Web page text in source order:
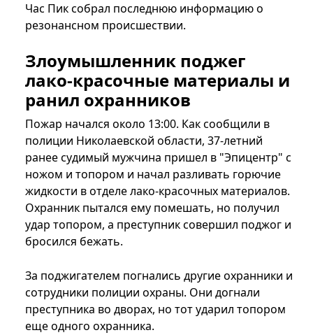
Час Пик собрал последнюю информацию о
резонансном происшествии.
Злоумышленник поджег
лако-красочные материалы и
ранил охранников
Пожар начался около 13:00. Как сообщили в
полиции Николаевской области, 37-летний
ранее судимый мужчина пришел в "Эпицентр" с
ножом и топором и начал разливать горючие
жидкости в отделе лако-красочных материалов.
Охранник пытался ему помешать, но получил
удар топором, а преступник совершил поджог и
бросился бежать.
За поджигателем погнались другие охранники и
сотрудники полиции охраны. Они догнали
преступника во дворах, но тот ударил топором
еще одного охранника.